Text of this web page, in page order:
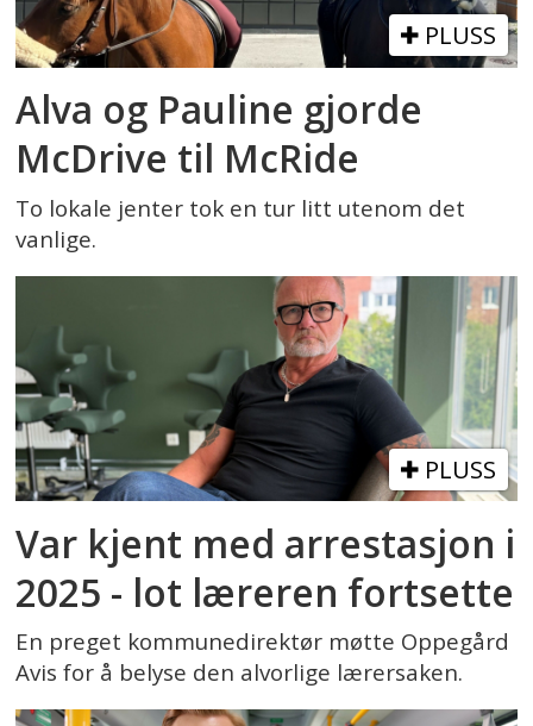
PLUSS
Alva og Pauline gjorde
McDrive til McRide
To lokale jenter tok en tur litt utenom det
vanlige.
PLUSS
Var kjent med arrestasjon i
2025 - lot læreren fortsette
En preget kommunedirektør møtte Oppegård
Avis for å belyse den alvorlige lærersaken.